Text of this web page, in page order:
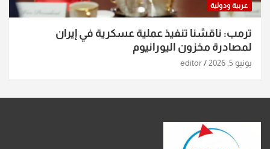
عربية ودولية
ترمب: ناقشنا تنفيذ عملية عسكرية في إيران
لمصادرة مخزون اليورانيوم
يونيو 5, 2026 editor